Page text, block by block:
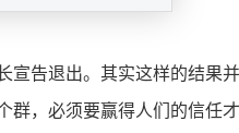
宣告退出。其实这样的结果
，必须要赢得人们的信任才